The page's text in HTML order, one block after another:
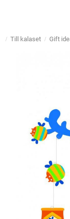
Till kalaset Gift